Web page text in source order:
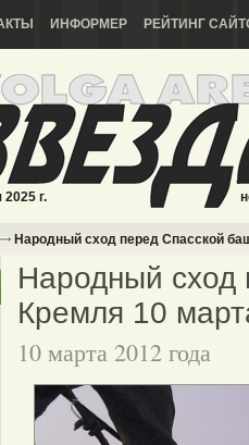
ИНФОРМЕР РЕЙТИНГ
г.
Народный сход перед Спасской
Народный сход
Кремля 10
10 марта 2012 года